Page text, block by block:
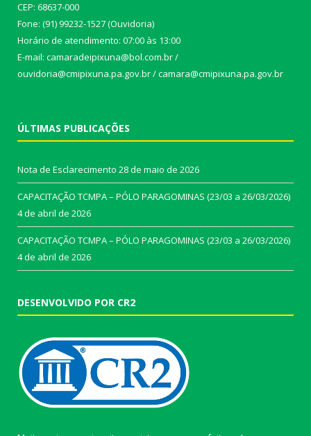
CEP: 68637-000
Fone: (91) 99232-1527 (Ouvidoria)
Horário de atendimento: 07:00 às 13:00
E-mail: camaradeipixuna@bol.com.br /
ouvidoria@cmipixuna.pa.gov.br / camara@cmipixuna.pa.gov.br
ÚLTIMAS PUBLICAÇÕES
Nota de Esclarecimento 28 de maio de 2026
CAPACITAÇÃO TCMPA – PÓLO PARAGOMINAS (23/03 a 26/03/2026)
4 de abril de 2026
CAPACITAÇÃO TCMPA – PÓLO PARAGOMINAS (23/03 a 26/03/2026)
4 de abril de 2026
DESENVOLVIDO POR CR2